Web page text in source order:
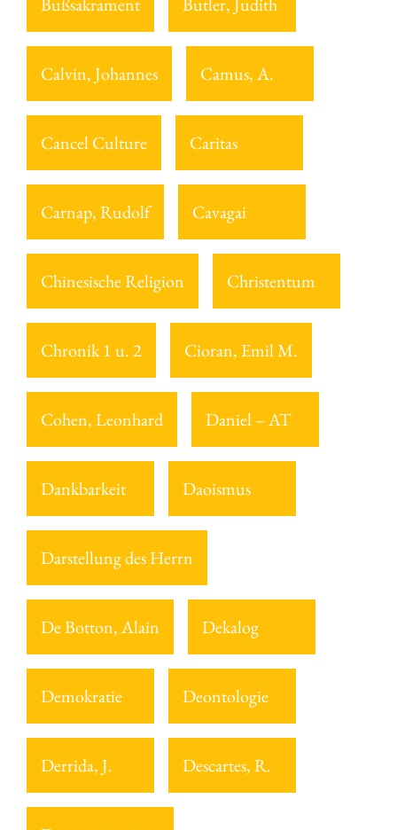
Calvin, Johannes Camus, A.
Cancel Culture Caritas
Carnap, Rudolf Cavagai
Chinesische Religion Christentum
Chronik 1 u. 2 Cioran, Emil M.
Cohen, Leonhard Daniel – AT
Dankbarkeit Daoismus
Darstellung des Herrn
De Botton, Alain Dekalog
Demokratie Deontologie
Derrida, J. Descartes, R.